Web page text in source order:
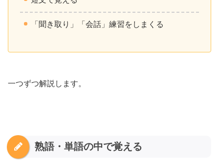
「聞き取り」「会話」練習をしまくる
一つずつ解説します。
熟語・単語の中で覚える